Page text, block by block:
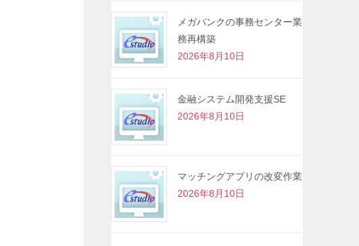
メガバンクの事務センター業
務再構築
2026年8月10日
金融システム開発支援SE
2026年8月10日
マッチングアプリの改変作業
2026年8月10日